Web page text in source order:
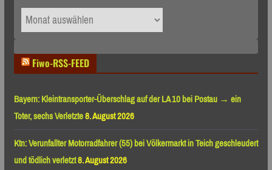
Archiv
nach
Fiwo-RSS-FEED
Bayern: Kleintransporter-Überschlag auf der LA 10 bei Postau → ein
Toter, sechs Verletzte8. August 2026
Ktn: Verunfallter Motorradfahrer (55) bei Völkermarkt in Teich geschleudert
und tödlich verletzt8. August 2026